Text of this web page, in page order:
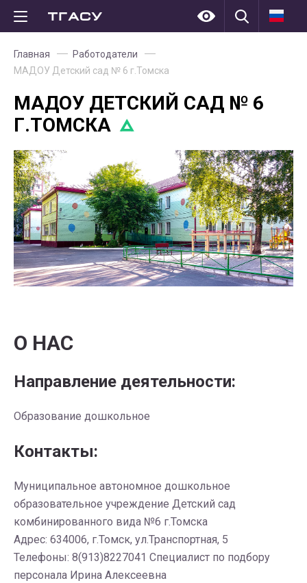
Главная
Работодатели
МАДОУ Детский сад № 6 г.Томска
МАДОУ ДЕТСКИЙ САД № 6
Г.ТОМСКА
О НАС
Направление деятельности:
Образование дошкольное
Контакты:
Муниципальное автономное дошкольное
образовательное учреждение Детский сад
комбинированного вида №6 г.Томска
Адрес: 634006, г.Томск, ул.Транспортная, 5
Телефоны: 8(913)8227041 Специалист по подбору
персонала Ирина Алексеевна